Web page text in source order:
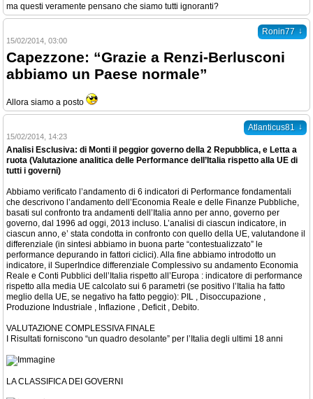
ma questi veramente pensano che siamo tutti ignoranti?
Ronin77 ↓
15/02/2014, 03:00
Capezzone: “Grazie a Renzi-Berlusconi
abbiamo un Paese normale”
Allora siamo a posto
Atlanticus81 ↓
15/02/2014, 14:23
Analisi Esclusiva: di Monti il peggior governo della 2 Repubblica, e Letta a
ruota (Valutazione analitica delle Performance dell’Italia rispetto alla UE di
tutti i governi)
Abbiamo verificato l’andamento di 6 indicatori di Performance fondamentali
che descrivono l’andamento dell’Economia Reale e delle Finanze Pubbliche,
basati sul confronto tra andamenti dell’Italia anno per anno, governo per
governo, dal 1996 ad oggi, 2013 incluso. L’analisi di ciascun indicatore, in
ciascun anno, e’ stata condotta in confronto con quello della UE, valutandone il
differenziale (in sintesi abbiamo in buona parte “contestualizzato” le
performance depurando in fattori ciclici). Alla fine abbiamo introdotto un
indicatore, il SuperIndice differenziale Complessivo su andamento Economia
Reale e Conti Pubblici dell’Italia rispetto all’Europa : indicatore di performance
rispetto alla media UE calcolato sui 6 parametri (se positivo l’Italia ha fatto
meglio della UE, se negativo ha fatto peggio): PIL , Disoccupazione ,
Produzione Industriale , Inflazione , Deficit , Debito.
VALUTAZIONE COMPLESSIVA FINALE
I Risultati forniscono “un quadro desolante” per l’Italia degli ultimi 18 anni
LA CLASSIFICA DEI GOVERNI